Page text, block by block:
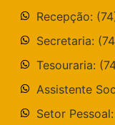
Recepção:
Secretaria:
Tesouraria:
Assistente
Setor